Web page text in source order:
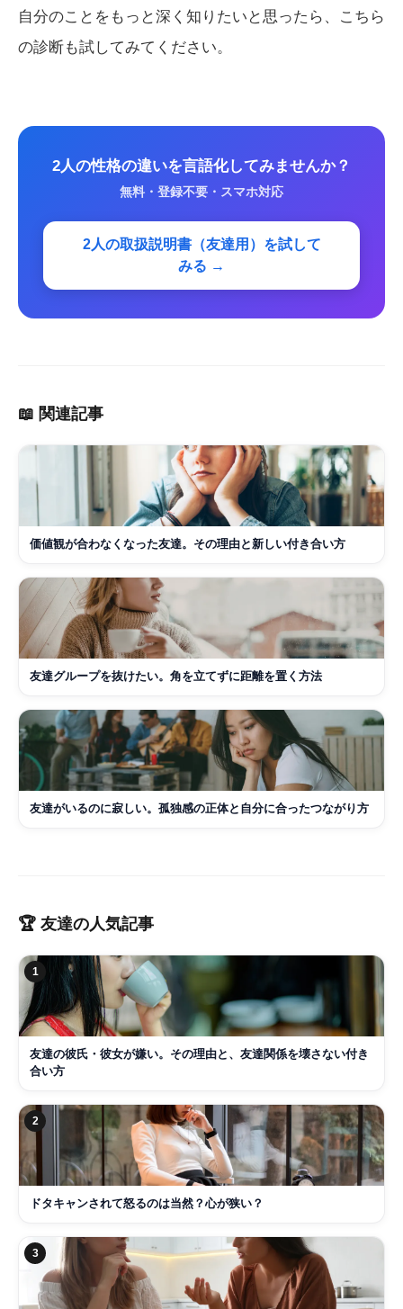
自分のことをもっと深く知りたいと思ったら、こちら
の診断も試してみてください。
2人の性格の違いを言語化してみませんか？
無料・登録不要・スマホ対応
2人の取扱説明書（友達用）を試して
みる →
📖 関連記事
価値観が合わなくなった友達。その理由と新しい付き合い方
友達グループを抜けたい。角を立てずに距離を置く方法
友達がいるのに寂しい。孤独感の正体と自分に合ったつながり方
🏆 友達の人気記事
1
友達の彼氏・彼女が嫌い。その理由と、友達関係を壊さない付き
合い方
2
ドタキャンされて怒るのは当然？心が狭い？
3